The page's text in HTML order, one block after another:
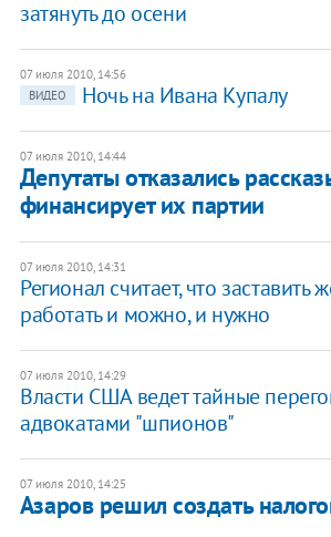
затянуть до осени
07 июля 2010, 14:56
ВИДЕО
Ночь на Ивана Купалу
07 июля 2010, 14:44
Депутаты отказались
финансирует их партии
07 июля 2010, 14:31
Регионал считает, что
работать и можно, и нужно
07 июля 2010, 14:29
Власти США ведет тайные
адвокатами "шпионов"
07 июля 2010, 14:25
Азаров решил создать